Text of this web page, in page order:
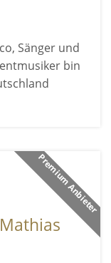
Sänger und
bin
Premium Anbieter